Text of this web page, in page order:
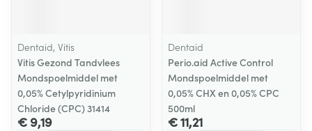
Dentaid, Vitis
Vitis Gezond Tandvlees
Mondspoelmiddel met
0,05% Cetylpyridinium
Chloride (CPC) 31414
€ 9,19
Dentaid
Perio.aid Active Control
Mondspoelmiddel met
0,05% CHX en 0,05% CPC
500ml
€ 11,21